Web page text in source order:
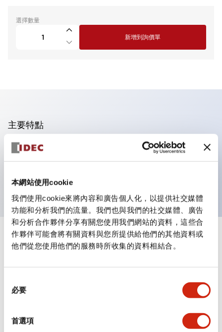
本網站使用cookie
我們使用cookie來將內容和廣告個人化，以提供社交媒體
功能和分析我們的流量。我們也與我們的社交媒體、廣告
和分析合作夥伴分享有關您使用我們網站的資料，這些合
作夥伴可能會將有關資料與您所提供給他們的其他資料或
他們從您使用他們的服務時所收集的資料相結合。
必要
首選項
選擇數量
新增到詢價單
主要特點
可進行集合密著安裝
附鎖選擇開關採用高安全性的彈子鎖結構
防護結構為IP65（IEC60529）
規格
環境規範
機械規格